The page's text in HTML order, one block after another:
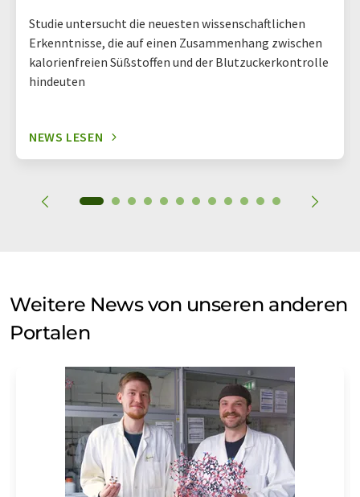
Studie untersucht die neuesten wissenschaftlichen
Erkenntnisse, die auf einen Zusammenhang zwischen
kalorienfreien Süßstoffen und der Blutzuckerkontrolle
hindeuten
NEWS LESEN
Weitere News von unseren anderen
Portalen